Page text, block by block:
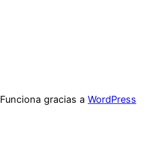
Funciona gracias a WordPress